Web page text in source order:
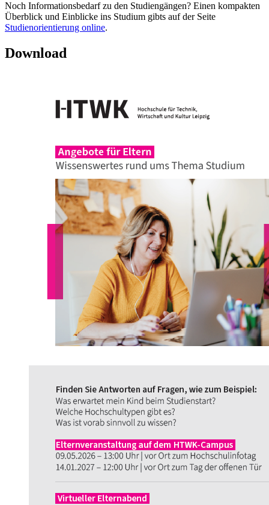
Noch Informationsbedarf zu den Studiengängen? Einen kompakten
Überblick und Einblicke ins Studium gibts auf der Seite
Studienorientierung online.
Download